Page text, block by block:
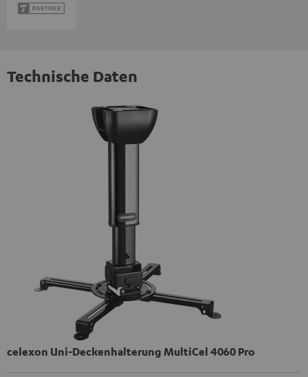
Technische Daten
celexon Uni-Deckenhalterung MultiCel 4060 Pro